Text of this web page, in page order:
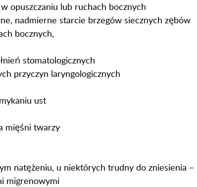
opuszczaniu lub ruchach bocznych
nadmierne starcie brzegów siecznych zębów
bocznych,
stomatologicznych
przyczyn laryngologicznych
ust
mięśni twarzy
natężeniu, u niektórych trudny do zniesienia –
migrenowymi